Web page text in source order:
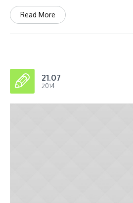
Read More
21.07
2014